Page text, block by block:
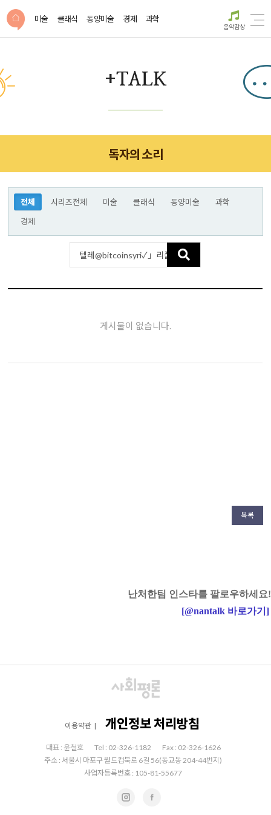
미술 클래식 동양미술 경제 과학
음악감상
+TALK
독자의 소리
전체 시리즈전체 미술 클래식 동양미술
과학
경제
게시물이 없습니다.
목록
난처한팀 인스타를 팔로우하세요!
[@nantalk 바로가기 ]
이용약관 | 개인정보 처리방침
대표 : 윤철호 Tel : 02-326-1182
Fax : 02-326-1626
주소 : 서울시 마포구 월드컵북로 6길 56(동교동 204-44번지)
사업자등록번호 : 105-81-55677